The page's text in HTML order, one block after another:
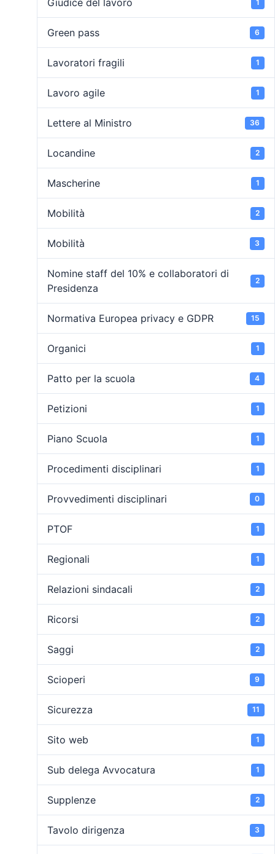
Giudice del lavoro 1
Green pass 6
Lavoratori fragili 1
Lavoro agile 1
Lettere al Ministro 36
Locandine 2
Mascherine 1
Mobilità 2
Mobilità 3
Nomine staff del 10% e collaboratori di
Presidenza
2
Normativa Europea privacy e GDPR 15
Organici 1
Patto per la scuola 4
Petizioni 1
Piano Scuola 1
Procedimenti disciplinari 1
Provvedimenti disciplinari 0
PTOF 1
Regionali 1
Relazioni sindacali 2
Ricorsi 2
Saggi 2
Scioperi 9
Sicurezza 11
Sito web 1
Sub delega Avvocatura 1
Supplenze 2
Tavolo dirigenza 3